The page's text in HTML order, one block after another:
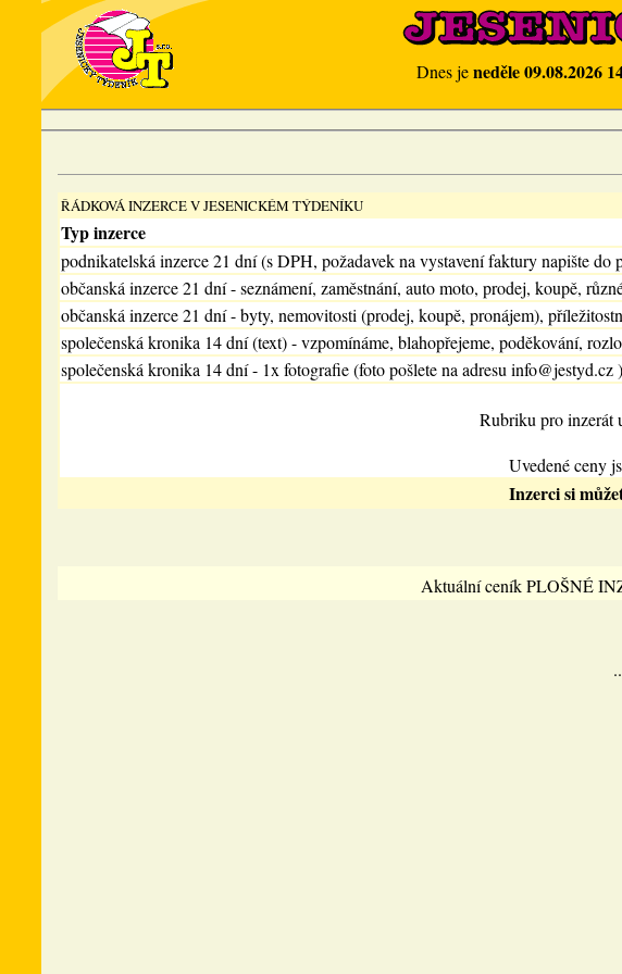
Dnes jeneděle 09.08.2026
ŘÁDKOVÁ INZERCE V JESENICKÉM TÝDENÍKU
Typ inzerce
podnikatelská inzerce 21 dní (s DPH, požadavek na vystavení faktury napište do
občanská inzerce 21 dní - seznámení, zaměstnání, auto moto, prodej, koupě,
občanská inzerce 21 dní - byty, nemovitosti (prodej, koupě, pronájem),
společenská kronika 14 dní (text) - vzpomínáme, blahopřejeme, poděkování,
společenská kronika 14 dní - 1x fotografie (foto pošlete na adresu info@jestyd.cz )
Rubriku pro inzerát
Uvedené ceny
Inzerci si
Aktuální ceník PLOŠNÉ